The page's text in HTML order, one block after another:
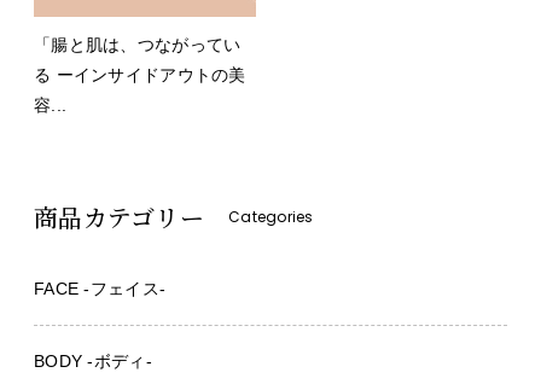
「腸と肌は、つながってい
る ーインサイドアウトの美
容...
商品カテゴリー Categories
FACE -フェイス-
BODY -ボディ-